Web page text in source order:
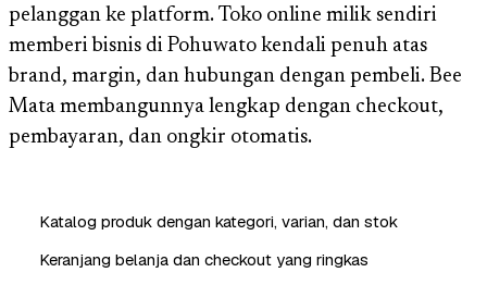
pelanggan ke platform. Toko online milik sendiri
memberi bisnis di Pohuwato kendali penuh atas
brand, margin, dan hubungan dengan pembeli. Bee
Mata membangunnya lengkap dengan checkout,
pembayaran, dan ongkir otomatis.
Katalog produk dengan kategori, varian, dan stok
Keranjang belanja dan checkout yang ringkas